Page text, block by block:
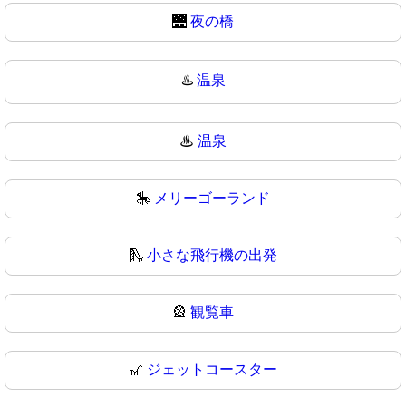
🌉 夜の橋
♨️ 温泉
♨ 温泉
🎠 メリーゴーランド
🛝 小さな飛行機の出発
🎡 観覧車
🎢 ジェットコースター